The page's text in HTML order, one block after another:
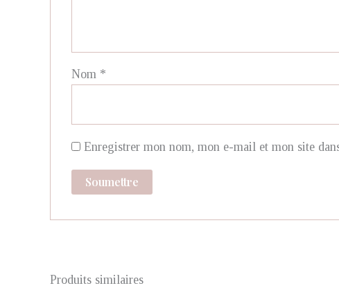
Nom *
Enregistrer mon nom, mon e-mail et mon site
Produits similaires